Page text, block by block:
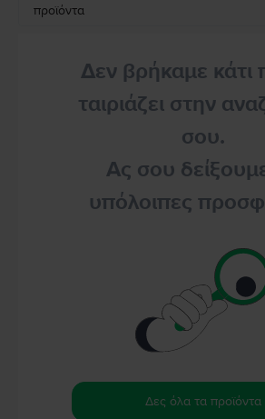
προϊόντα
Δεν βρήκαμε κάτι
ταιριάζει στην
σου.
Ας σου
υπόλοιπες
Δες όλα τα προϊόντα